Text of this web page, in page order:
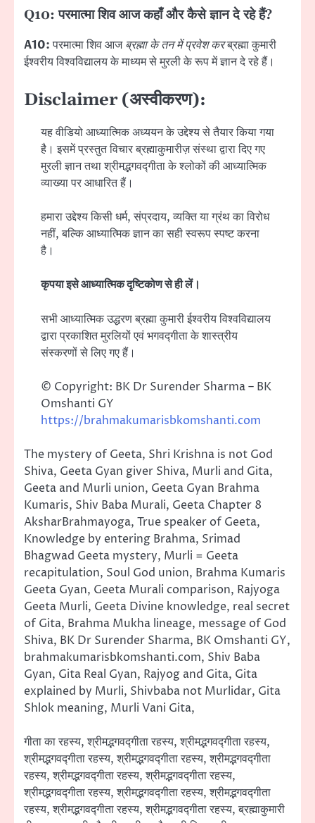
Q10: परमात्मा शिव आज कहाँ और कैसे ज्ञान दे रहे हैं?
A10:परमात्मा शिव आजब्रह्मा के तन में प्रवेश करब्रह्मा कुमारी
ईश्वरीय विश्वविद्यालय के माध्यम से मुरली के रूप में ज्ञान दे रहे हैं।
Disclaimer (अस्वीकरण):
यह वीडियो आध्यात्मिक अध्ययन के उद्देश्य से तैयार किया गया
है। इसमें प्रस्तुत विचार ब्रह्माकुमारीज़ संस्था द्वारा दिए गए
मुरली ज्ञान तथा श्रीमद्भगवद्गीता के श्लोकों की आध्यात्मिक
व्याख्या पर आधारित हैं।
हमारा उद्देश्य किसी धर्म, संप्रदाय, व्यक्ति या ग्रंथ का विरोध
नहीं, बल्कि आध्यात्मिक ज्ञान का सही स्वरूप स्पष्ट करना
है।
कृपया इसे आध्यात्मिक दृष्टिकोण से ही लें।
सभी आध्यात्मिक उद्धरण ब्रह्मा कुमारी ईश्वरीय विश्वविद्यालय
द्वारा प्रकाशित मुरलियों एवं भगवद्गीता के शास्त्रीय
संस्करणों से लिए गए हैं।
© Copyright: BK Dr Surender Sharma – BK
Omshanti GY
https://brahmakumarisbkomshanti.com
The mystery of Geeta, Shri Krishna is not God
Shiva, Geeta Gyan giver Shiva, Murli and Gita,
Geeta and Murli union, Geeta Gyan Brahma
Kumaris, Shiv Baba Murali, Geeta Chapter 8
AksharBrahmayoga, True speaker of Geeta,
Knowledge by entering Brahma, Srimad
Bhagwad Geeta mystery, Murli = Geeta
recapitulation, Soul God union, Brahma Kumaris
Geeta Gyan, Geeta Murali comparison, Rajyoga
Geeta Murli, Geeta Divine knowledge, real secret
of Gita, Brahma Mukha lineage, message of God
Shiva, BK Dr Surender Sharma, BK Omshanti GY,
brahmakumarisbkomshanti.com, Shiv Baba
Gyan, Gita Real Gyan, Rajyog and Gita, Gita
explained by Murli, Shivbaba not Murlidar, Gita
Shlok meaning, Murli Vani Gita,
गीता का रहस्य, श्रीमद्भगवद्गीता रहस्य, श्रीमद्भगवद्गीता रहस्य,
श्रीमद्भगवद्गीता रहस्य, श्रीमद्भगवद्गीता रहस्य, श्रीमद्भगवद्गीता
रहस्य, श्रीमद्भगवद्गीता रहस्य, श्रीमद्भगवद्गीता रहस्य,
श्रीमद्भगवद्गीता रहस्य, श्रीमद्भगवद्गीता रहस्य, श्रीमद्भगवद्गीता
रहस्य, श्रीमद्भगवद्गीता रहस्य, श्रीमद्भगवद्गीता रहस्य, ब्रह्माकुमारी